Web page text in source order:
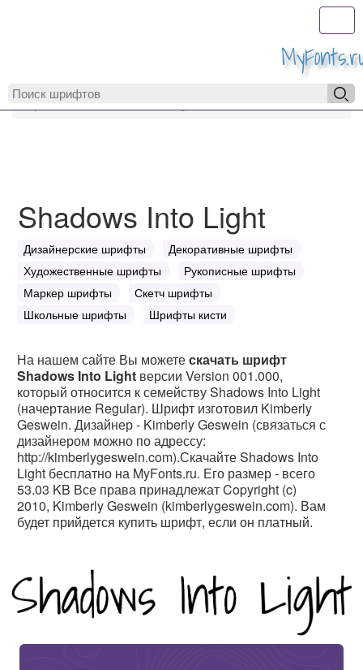
MyFonts.ru
Shadows Into Light
Дизайнерские шрифты
Декоративные шрифты
Художественные шрифты
Рукописные шрифты
Маркер шрифты
Скетч шрифты
Школьные шрифты
Шрифты кисти
На нашем сайте Вы можетескачать шрифт
Shadows Into Light версии Version 001.000,
который относится к семейству Shadows Into Light
(начертание Regular). Шрифт изготовил Kimberly
Geswein. Дизайнер - Kimberly Geswein (связаться с
дизайнером можно по адрессу:
http://kimberlygeswein.com).Скачайте Shadows Into
Light бесплатно на MyFonts.ru. Его размер - всего
53.03 KB Все права принадлежат Copyright (c)
2010, Kimberly Geswein (kimberlygeswein.com). Вам
будет прийдется купить шрифт, если он платный.